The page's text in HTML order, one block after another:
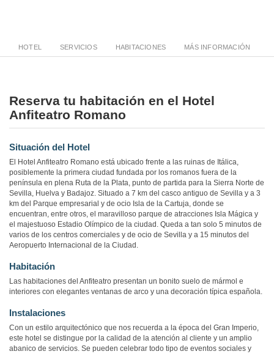
HOTEL SERVICIOS HABITACIONES MÁS INFORMACIÓN
Reserva tu habitación en el Hotel
Anfiteatro Romano
Situación del Hotel
El Hotel Anfiteatro Romano está ubicado frente a las ruinas de Itálica,
posiblemente la primera ciudad fundada por los romanos fuera de la
península en plena Ruta de la Plata, punto de partida para la Sierra Norte de
Sevilla, Huelva y Badajoz. Situado a 7 km del casco antiguo de Sevilla y a 3
km del Parque empresarial y de ocio Isla de la Cartuja, donde se
encuentran, entre otros, el maravilloso parque de atracciones Isla Mágica y
el majestuoso Estadio Olímpico de la ciudad. Queda a tan solo 5 minutos de
varios de los centros comerciales y de ocio de Sevilla y a 15 minutos del
Aeropuerto Internacional de la Ciudad.
Habitación
Las habitaciones del Anfiteatro presentan un bonito suelo de mármol e
interiores con elegantes ventanas de arco y una decoración típica española.
Instalaciones
Con un estilo arquitectónico que nos recuerda a la época del Gran Imperio,
este hotel se distingue por la calidad de la atención al cliente y un amplio
abanico de servicios. Se pueden celebrar todo tipo de eventos sociales y